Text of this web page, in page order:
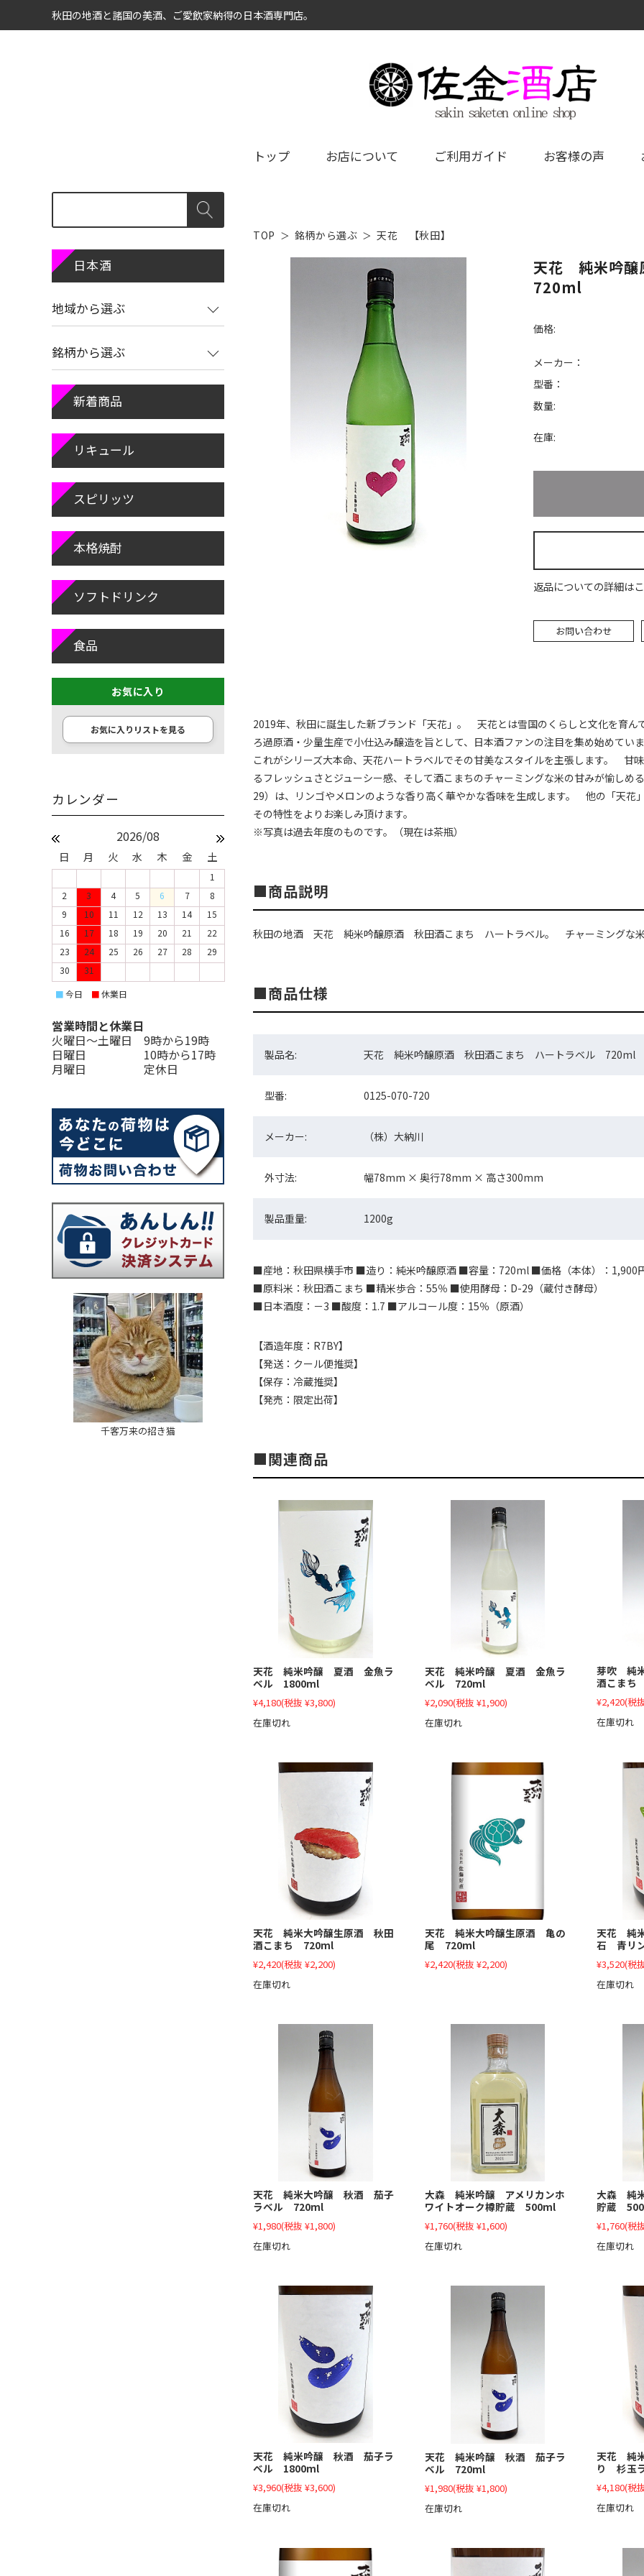
秋田の地酒と諸国の美酒、ご愛飲家納得の日本酒専門店。
トップ お店について ご利用ガイド お客様の声
TOP 銘柄から選ぶ 天花 【秋田】
天花 純米吟
720ml
価格:
メーカー：
型番：
数量:
在庫:
返品についての詳細は
2019年、秋田に誕生した新ブランド「天花」。 天花とは雪国のくらしと文化を育
ろ過原酒・少量生産で小仕込み醸造を旨として、日本酒ファンの注目を集め始めてい
これがシリーズ大本命、天花ハートラベルでその甘美なスタイルを主張します。 甘
るフレッシュさとジューシー感、そして酒こまちのチャーミングな米の甘みが愉し
29）は、リンゴやメロンのような香り高く華やかな香味を生成します。 他の「天花
その特性をよりお楽しみ頂けます。
※写真は過去年度のものです。（現在は茶瓶）
商品説明
秋田の地酒 天花 純米吟醸原酒 秋田酒こまち ハートラベル。 チャーミングな米
商品仕様
製品名: 天花 純米吟醸原酒 秋田酒こまち ハートラベル 720ml
型番: 0125-070-720
メーカー: （株）大納川
外寸法: 幅78mm × 奥行78mm × 高さ300mm
製品重量: 1200g
■産地：秋田県横手市 ■造り：純米吟醸原酒 ■容量：720ml ■価格（本体）：1,900
■原料米：秋田酒こまち ■精米歩合：55％ ■使用酵母：D-29（蔵付き酵母）
■日本酒度：－3 ■酸度：1.7 ■アルコール度：15％（原酒）
【酒造年度：R7BY】
【発送：クール便推奨】
【保存：冷蔵推奨】
【発売：限定出荷】
関連商品
天花 純米吟醸 夏酒 金魚ラ
ベル 1800ml
¥4,180(税抜 ¥3,800)
在庫切れ
天花 純米吟醸 夏酒 金魚ラ
ベル 720ml
¥2,090(税抜 ¥1,900)
在庫切れ
芽吹 純
酒こま
¥2,420(税
在庫切れ
天花 純米大吟醸生原酒 秋田
酒こまち 720ml
¥2,420(税抜 ¥2,200)
在庫切れ
天花 純米大吟醸生原酒 亀の
尾 720ml
¥2,420(税抜 ¥2,200)
天花 純
石 青リ
¥3,520(税
在庫切れ
天花 純米大吟醸 秋酒 茄子
ラベル 720ml
¥1,980(税抜 ¥1,800)
在庫切れ
大森 純米吟醸 アメリカンホ
ワイトオーク樽貯蔵 500ml
¥1,760(税抜 ¥1,600)
在庫切れ
大森 純
貯蔵
¥1,760(税
在庫切れ
天花 純米吟醸 秋酒 茄子ラ
ベル 1800ml
¥3,960(税抜 ¥3,600)
在庫切れ
天花 純米吟醸 秋酒 茄子ラ
ベル 720ml
¥1,980(税抜 ¥1,800)
在庫切れ
天花 純
り 杉玉
¥4,180(税
在庫切れ
商品カテゴリ
地域から選ぶ
銘柄から選ぶ
新着商品
リキュール
スピリッツ
本格焼酎
ソフトドリンク
食品
お気に入り
お気に入りリストを見る
2026/08
日 月 火 水 木 金 土
1
2
3 4 5 6 7
8
9
10 11 12 13 14
15
16
17 18 19 20 21
22
23
24 25 26 27 28
29
30
31
■今日 ■休業日
営業時間と休業日
火曜日〜土曜日 9時から19時
日曜日 10時から17時
月曜日 定休日
千客万来の招き猫